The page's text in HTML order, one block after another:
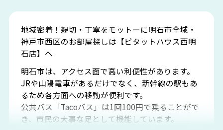
地域密着！親切・丁寧をモットーに明石市全域・
神戸市西区のお部屋探しは【ピタットハウス西明
石店】へ
明石市は、アクセス面で高い利便性があります。
JRや山陽電車があるだけでなく、新幹線の駅もあ
るため各方面への移動が便利です。
公共バス「Tacoバス」は1回100円で乗ることがで
き、市民の大事な足として機能しています。